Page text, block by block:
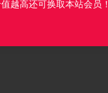
越高还可换取本站会员！